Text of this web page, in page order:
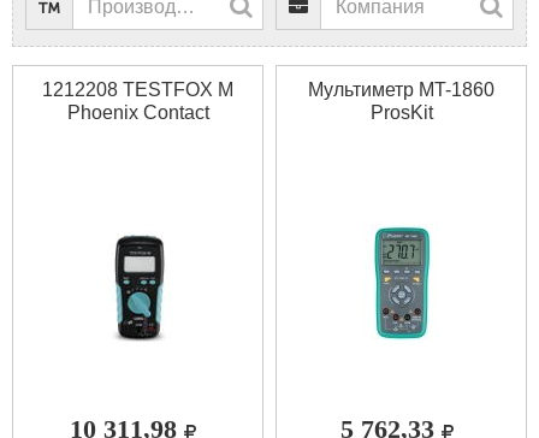
1212208 TESTFOX M
Phoenix Contact
10 311,98
Мультиметр MT-1860
ProsKit
5 762,33